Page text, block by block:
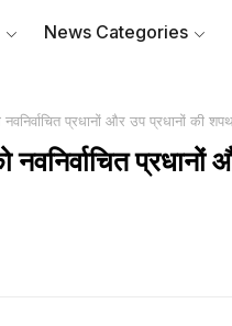
News Categories
प्रधानों और उप प्रधानों की
प्रधानों